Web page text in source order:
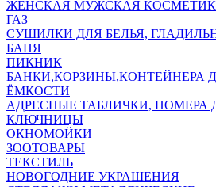
ЖЕНСКАЯ МУЖСКАЯ
ГАЗ
СУШИЛКИ ДЛЯ БЕЛЬЯ,
БАНЯ
ПИКНИК
БАНКИ,КОРЗИНЫ,КОНТЕЙНЕРА
ЁМКОСТИ
АДРЕСНЫЕ ТАБЛИЧКИ, НОМЕРА
КЛЮЧНИЦЫ
ОКНОМОЙКИ
ЗООТОВАРЫ
ТЕКСТИЛЬ
НОВОГОДНИЕ УКРАШЕНИЯ